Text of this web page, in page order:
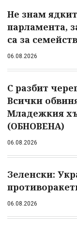
Не знам
парламента,
са за
06.08.2026
С разбит
Всички
Младежкия
(ОБНОВЕНА)
06.08.2026
Зеленски:
06.08.2026